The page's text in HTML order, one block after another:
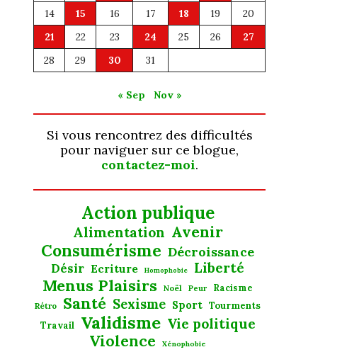
14
15 16 17 18 19
20
21
22 23 24 25 26
27
28
29 30 31
« Sep Nov »
Si vous rencontrez des difficultés
pour naviguer sur ce blogue,
contactez-moi.
Action publique
Alimentation Avenir
Consumérisme Décroissance
Désir Ecriture Homophobie Liberté
Menus Plaisirs Noël Peur
Racisme
Rétro
Santé Sexisme Sport Tourments
Travail
Validisme Vie politique
Violence Xénophobie